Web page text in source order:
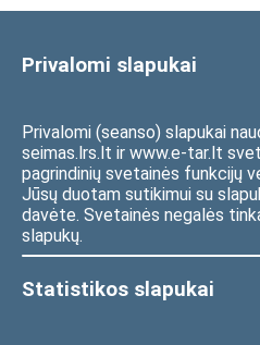
Privalomi slapukai
Privalomi (seanso) slapukai
seimas.lrs.lt ir www.e-tar.lt
pagrindinių svetainės funkcijų
Jūsų duotam sutikimui su
davėte. Svetainės negalės
slapukų.
Statistikos slapukai
Seimo